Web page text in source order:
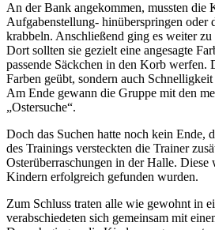
An der Bank angekommen, mussten die
Aufgabenstellung- hinüberspringen oder
krabbeln. Anschließend ging es weiter zu
Dort sollten sie gezielt eine angesagte
passende Säckchen in den Korb werfen.
Farben geübt, sondern auch
Am Ende gewann die Gruppe mit den
„Ostersuche“.
Doch das Suchen hatte noch kein Ende,
des Trainings versteckten die Trainer
Osterüberraschungen in der Halle. Diese
Kindern erfolgreich gefunden wurden.
Zum Schluss traten alle wie gewohnt in
verabschiedeten sich gemeinsam mit